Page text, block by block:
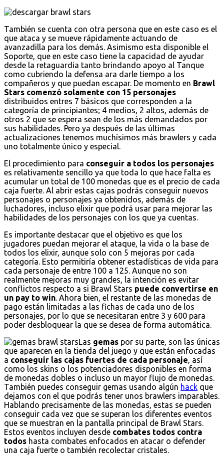
También se cuenta con otra persona que en este caso es el
que ataca y se mueve rápidamente actuando de
avanzadilla para los demás. Asimismo esta disponible el
Soporte, que en este caso tiene la capacidad de ayudar
desde la retaguardia tanto brindando apoyo al Tanque
como cubriendo la defensa ara darle tiempo a los
compañeros y que puedan escapar. De momento en Brawl
Stars comenzó solamente con 15 personajes
distribuidos entres 7 básicos que corresponden a la
categoría de principiantes; 4 medios, 2 altos, además de
otros 2 que se espera sean de los más demandados por
sus habilidades. Pero ya después de las últimas
actualizaciones tenemos muchísimos más brawlers y cada
uno totalmente único y especial.
El procedimiento para conseguir a todos los personajes
es relativamente sencillo ya que toda lo que hace falta es
acumular un total de 100 monedas que es el precio de cada
caja fuerte. Al abrir estas cajas podrás conseguir nuevos
personajes o personajes ya obtenidos, además de
luchadores, incluso elixir que podrá usar para mejorar las
habilidades de los personajes con los que ya cuentas.
Es importante destacar que el objetivo es que los
jugadores puedan mejorar el ataque, la vida o la base de
todos los elixir, aunque solo con 5 mejoras por cada
categoría. Esto permitiría obtener estadísticas de vida para
cada personaje de entre 100 a 125. Aunque no son
realmente mejoras muy grandes, la intención es evitar
conflictos respecto a si Brawl Stars puede convertirse en
un pay to win . Ahora bien, el restante de las monedas de
pago están limitadas a las fichas de cada uno de los
personajes, por lo que se necesitaran entre 3 y 600 para
poder desbloquear la que se desea de forma automática.
Las gemas por su parte, son las únicas
que aparecen en la tienda del juego y que están enfocadas
a conseguir las cajas fuertes de cada personaje , así
como los skins o los potenciadores disponibles en forma
de monedas dobles o incluso un mayor flujo de monedas.
También puedes conseguir gemas usando algún hack que
dejamos con el que podrás tener unos brawlers imparables.
Hablando precisamente de las monedas, estas se pueden
conseguir cada vez que se superan los diferentes eventos
que se muestran en la pantalla principal de Brawl Stars.
Estos eventos incluyen desde combates todos contra
todos hasta combates enfocados en atacar o defender
una caja fuerte o también recolectar cristales.